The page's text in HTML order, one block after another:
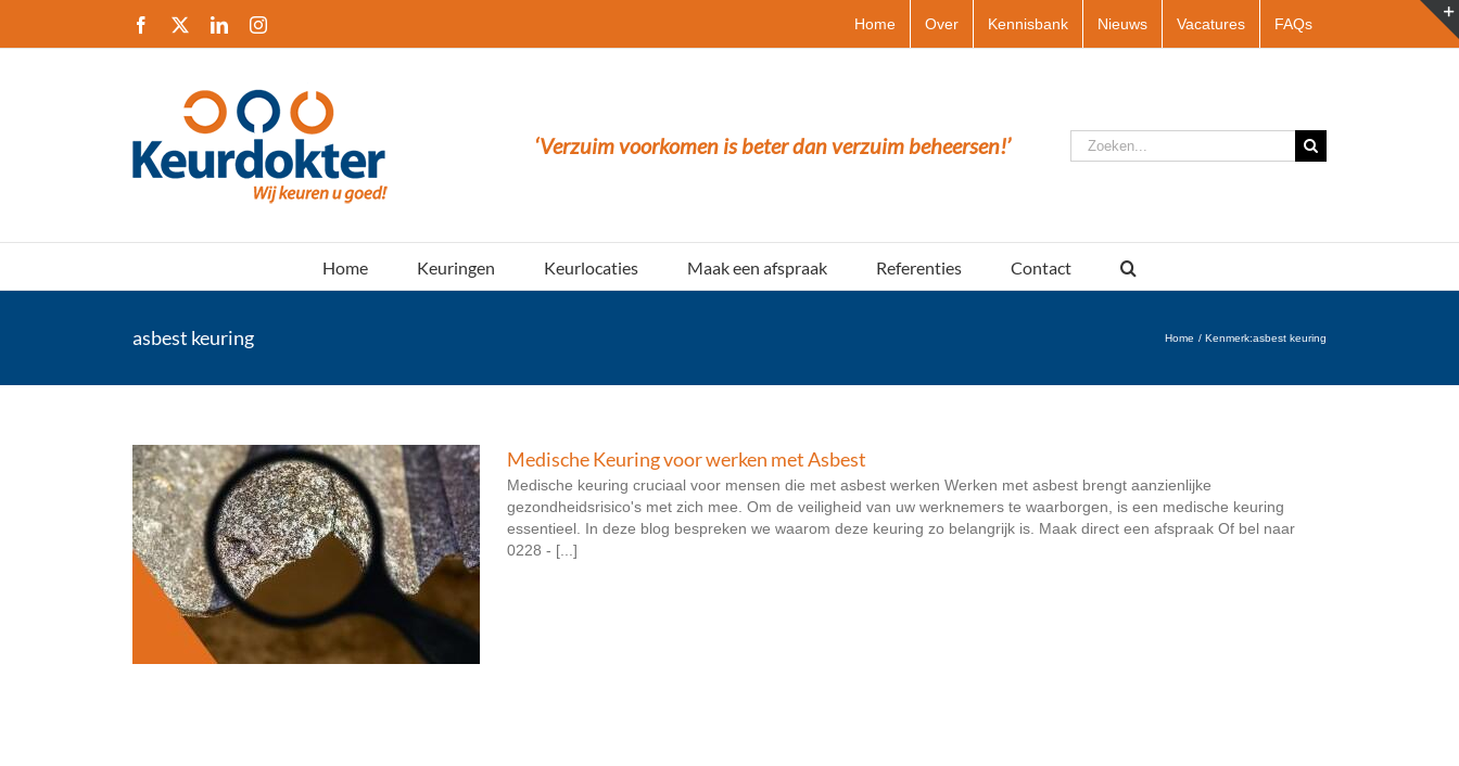
inhoud
Facebook LinkedInInstagram Home Over Kennisbank Nieuws Vacatures FAQs
‘Verzuim voorkomen is beter dan verzuim beheersen!’
Zoeken
naar:
Home Keuringen Keurlocaties Maak een afspraak Referenties Contact
asbest keuring Home Kenmerk:asbest keuring
Medische Keuring voor werken met Asbest
Medische keuring cruciaal voor mensen die met asbest werken Werken met asbest brengt aanzienlijke
gezondheidsrisico's met zich mee. Om de veiligheid van uw werknemers te waarborgen, is een medische keuring
essentieel. In deze blog bespreken we waarom deze keuring zo belangrijk is. Maak direct een afspraak Of bel naar
0228 - [...]